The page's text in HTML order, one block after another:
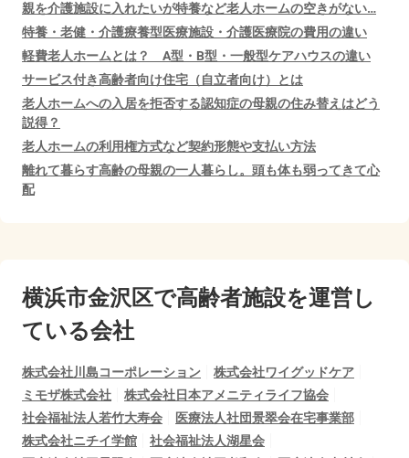
親を介護施設に入れたいが特養など老人ホームの空きがない…
特養・老健・介護療養型医療施設・介護医療院の費用の違い
軽費老人ホームとは？ A型・B型・一般型ケアハウスの違い
サービス付き高齢者向け住宅（自立者向け）とは
老人ホームへの入居を拒否する認知症の母親の住み替えはどう
説得？
老人ホームの利用権方式など契約形態や支払い方法
離れて暮らす高齢の母親の一人暮らし。頭も体も弱ってきて心
配
横浜市金沢区で高齢者施設を運営し
ている会社
株式会社川島コーポレーション
株式会社ワイグッドケア
ミモザ株式会社
株式会社日本アメニティライフ協会
社会福祉法人若竹大寿会
医療法人社団景翠会在宅事業部
株式会社ニチイ学館
社会福祉法人湖星会